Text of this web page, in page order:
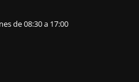
de 08:30 a 17:00